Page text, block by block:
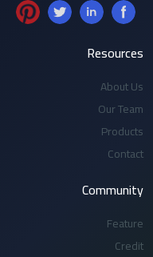
Resources
About Us
Our Team
Products
Contact
Community
Feature
Credit